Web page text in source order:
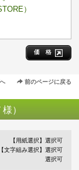
）
価 格
前のページに戻る
）
【用紙選択】選択可
【文字組み選択】選択可
選択可